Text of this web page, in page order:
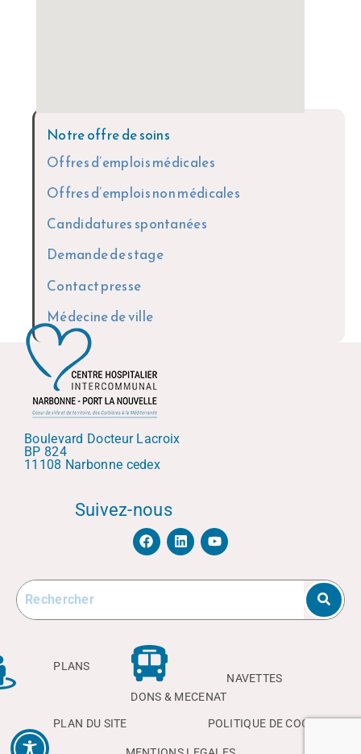
Notre offre de soins
Offres d’emplois médicales
Offres d’emplois non médicales
Candidatures spontanées
Demande de stage
Contact presse
Médecine de ville
Boulevard Docteur Lacroix
BP 824
11108 Narbonne cedex
Suivez-nous
F
a
c
o
L
i
n
i
Y
o
u
e
PLANS
NAVETTES
DONS & MECENAT
PLAN DU SITE POLITIQUE DE COOKIES